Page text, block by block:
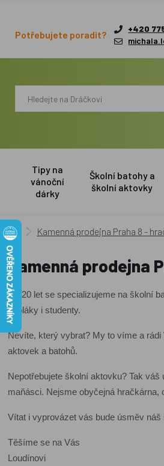
Potřebujete poradit?
+420
Tipy na
vánoční
dárky
Školní batohy a
školní aktovky
Kamenná prodejna Praha 8 -
Kamenná prodejna
Již 20 let se specializujeme na školní
školáky i studenty.
Nevíte, který vybrat? My to víme a
aktovek a batohů.
Nepotřebujete školní aktovku? Tak
maňásci. Nejsme obyčejná hračkárna,
Vítat i vyprovázet vás bude úsměv
Těšíme se na Vás
Loudínovi